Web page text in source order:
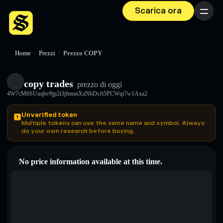
Scarica ora Menu
Home / Prezzi / Prezzo COPY
copy trades prezzo di oggi
4W7cM6SUuqhv9jp2t3jfmonXzNbDsJt5PCWqt7w1Axa2
Unverified token
Multiple tokens can use the same name and symbol. Always
do your own research before buying.
No price information available at this time.